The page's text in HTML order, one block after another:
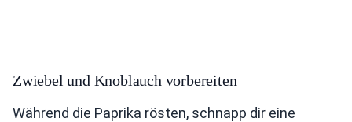
Zwiebel und Knoblauch vorbereiten
Während die Paprika rösten, schnapp dir eine